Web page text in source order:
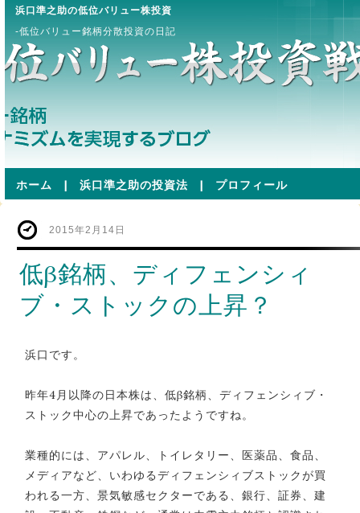
浜口準之助の低位バリュー株投資
-低位バリュー銘柄分散投資の日記
ホーム | 浜口準之助の投資法 | プロフィール
2015年2月14日
低β銘柄、ディフェンシィ
ブ・ストックの上昇？
浜口です。
昨年4月以降の日本株は、低β銘柄、ディフェンシィブ・
ストック中心の上昇であったようですね。
業種的には、アパレル、トイレタリー、医薬品、食品、
メディアなど、いわゆるディフェンシィブストックが買
われる一方、景気敏感セクターである、銀行、証券、建